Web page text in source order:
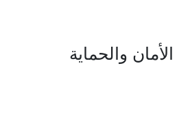
الأمانوالحماية